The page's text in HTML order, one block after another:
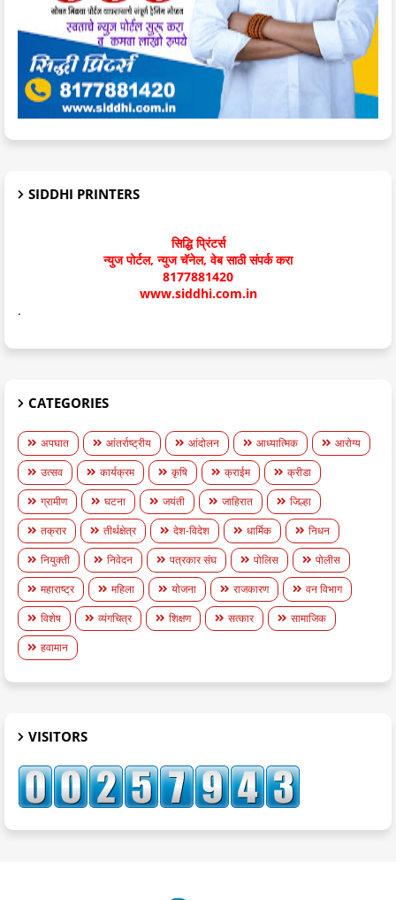
SIDDHI PRINTERS
सिद्धि प्रिंटर्स
न्युज पोर्टल, न्युज चॅनेल, वेब साठी संपर्क करा
8177881420
www.siddhi.com.in
.
CATEGORIES
अपघात आंतर्राष्ट्रीय आंदोलन आध्यात्मिक
आरोग्य
उत्सव
कार्यक्रम कृषि क्राईम
क्रीडा
ग्रामीण
घटना जयंती जाहिरात
जिल्हा
तक्रार
तीर्थक्षेत्र देश-विदेश धार्मिक
निधन
नियुक्ती
निवेदन पत्रकार संघ पोलिस
पोलीस
महाराष्ट्र
महिला योजना राजकारण
वन विभाग
विशेष
व्यंगचित्र शिक्षण सत्कार
सामाजिक
हवामान
VISITORS